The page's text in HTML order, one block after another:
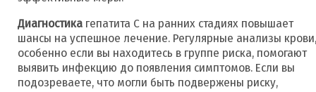
Диагностика гепатита С на ранних стадиях повышает
шансы на успешное лечение. Регулярные анализы крови,
особенно если вы находитесь в группе риска, помогают
выявить инфекцию до появления симптомов. Если вы
подозреваете, что могли быть подвержены риску,